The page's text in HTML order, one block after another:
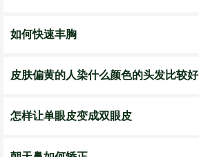
如何快速丰胸
皮肤偏黄的人染什么颜色的头发比较好
怎样让单眼皮变成双眼皮